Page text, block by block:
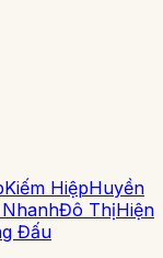
Kiếm HiệpHuyền
Đô ThịHiện
Đấu